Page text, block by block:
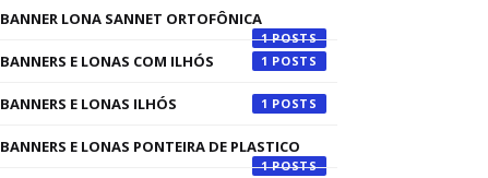
BANNER LONA SANNET ORTOFÔNICA
1
BANNERS E LONAS COM ILHÓS 1
BANNERS E LONAS ILHÓS 1
BANNERS E LONAS PONTEIRA DE PLASTICO
1